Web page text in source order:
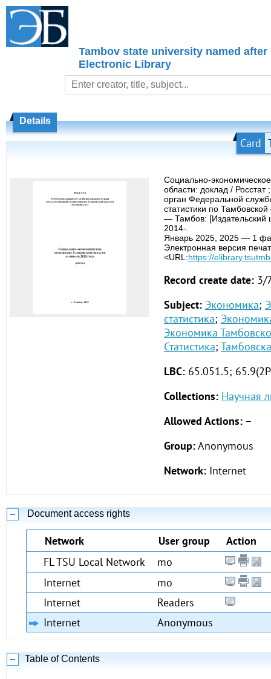
Tambov state university named after
Electronic Library
Details
Card
Социально-
области: доклад /
орган Федеральной
статистики по
— Тамбов: [Издательский
2014-.
Январь 2025, 2025 — 1
Электронная версия
<URL:https://
Record create date: 3/
Subject: Экономика;
статистика;
Экономика
Статистика;
LBC: 65.051.5;
Collections: Научная
Allowed Actions: –
Group:Anonymous
Network: Internet
Document access rights
Network User group
Action
FL TSU Local Network
mo
Internet
mo
Internet
Readers
Internet
Anonymous
Table of Contents